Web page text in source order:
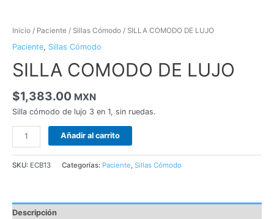
Inicio / Paciente / Sillas Cómodo / SILLA COMODO DE LUJO
Paciente, Sillas Cómodo
SILLA COMODO DE LUJO
$1,383.00 MXN
Silla cómodo de lujo 3 en 1, sin ruedas.
Añadir al carrito
SKU: ECB13 Categorías: Paciente, Sillas Cómodo
Descripción